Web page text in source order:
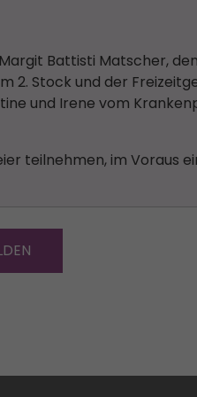
Battisti Matscher,
2. Stock und der
und Irene vom
teilnehmen, im Voraus